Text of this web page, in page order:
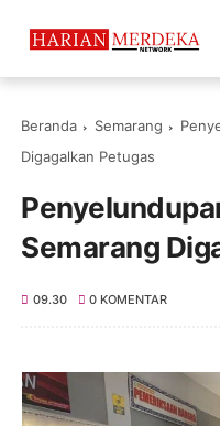
Beranda Semarang
Digagalkan Petugas
Semarang
09.30 0 KOMENTAR